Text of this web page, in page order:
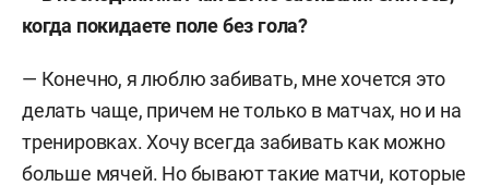
когда покидаете поле без гола?
— Конечно, я люблю забивать, мне хочется это
делать чаще, причем не только в матчах, но и на
тренировках. Хочу всегда забивать как можно
больше мячей. Но бывают такие матчи, которые